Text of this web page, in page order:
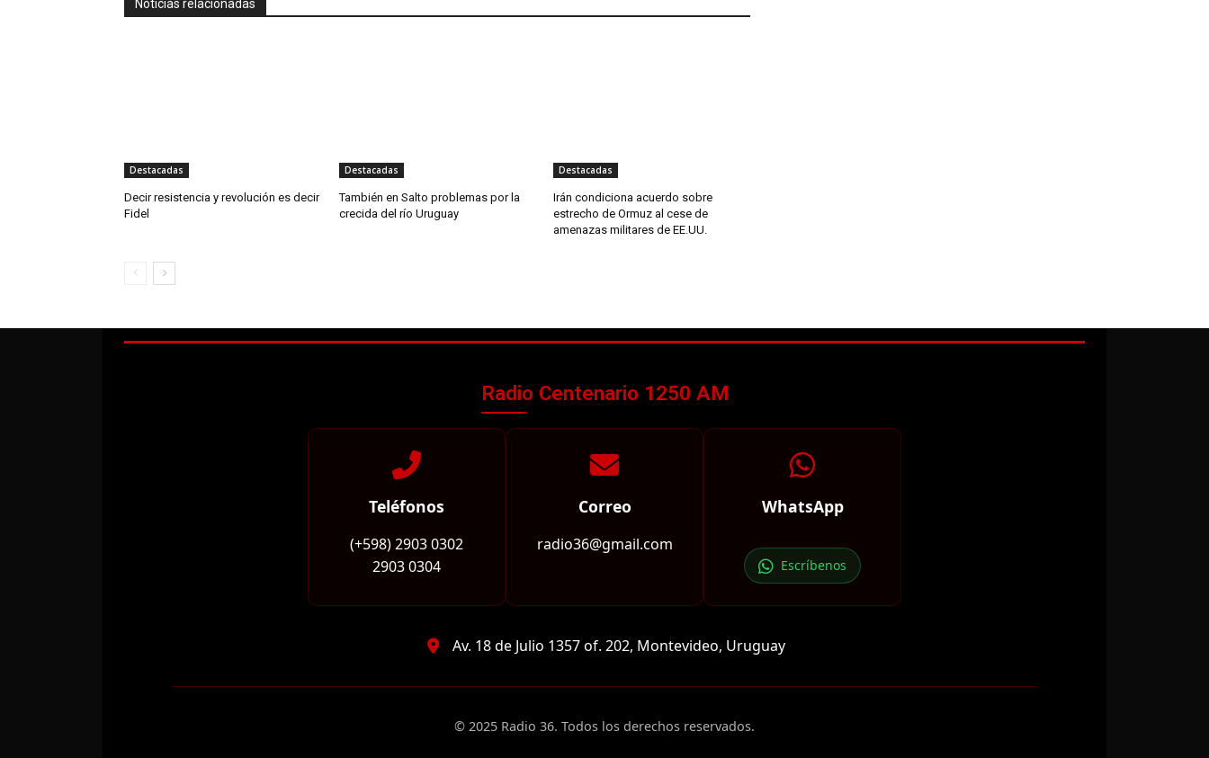
Noticias relacionadas
Destacadas
Decir resistencia y revolución es decir
Fidel
Destacadas
También en Salto problemas por la
crecida del río Uruguay
Destacadas
Irán condiciona acuerdo sobre
estrecho de Ormuz al cese de
amenazas militares de EE.UU.
Radio Centenario 1250 AM
Teléfonos
(+598) 2903 0302
2903 0304
Correo
radio36@gmail.com
WhatsApp
Escríbenos
Av. 18 de Julio 1357 of. 202, Montevideo, Uruguay
© 2025 Radio 36. Todos los derechos reservados.